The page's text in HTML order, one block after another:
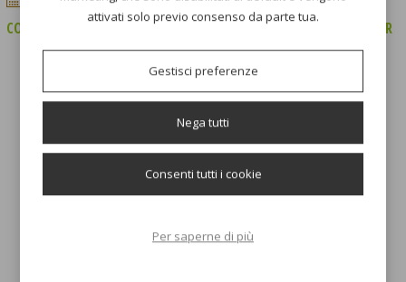
COME FARE LE CRÊPES PERFETTE CON LA CREPIERA ELETTRICA BEPER
attivati solo previo consenso da parte tua.
Gestisci preferenze
Nega tutti
Consenti tutti i cookie
Per saperne di più